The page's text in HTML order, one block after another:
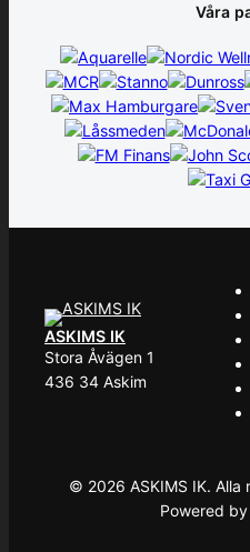
Våra
ASKIMS IK
Stora Åvägen 1
436 34 Askim
© 2026 ASKIMS IK. Alla
Powered